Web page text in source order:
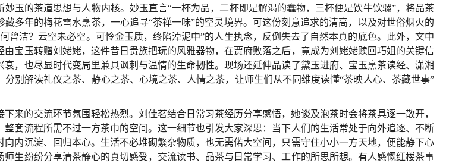
妙玉的茶道思想与人物内核。妙玉直言“一杯为品，二杯即是解渴的蠢物，三杯便是饮牛饮骡”，将品茶
藏多年的梅花雪水烹茶，一心追寻“茶禅一味”的空灵境界。可这份刻意追求的清高，以及对世俗烟火的
曾洁？云空未必空。可怜金玉质，终陷淖泥中”的人生执念，反倒失去了自然本真的底色。此外，文中
由宝玉转赠刘姥姥，这件昔日贵族把玩的风雅器物，在贾府败落之后，竟成为刘姥姥赎回巧姐的关键信
衰，也尽显时代变局里兼具讽刺与温情的生命韧性。现场还延伸品读了黛玉进府、宝玉烹茶读经、潇湘
分别解读礼仪之茶、静心之茶、心境之茶、人情之茶，让师生们从不同维度读懂“茶映人心、茶藏世事”
来的交流环节氛围轻松热烈。刘佳茗结合日常习茶经历分享感悟，她谈及泡茶时会将茶具逐一散开，
整套流程所需不过一方茶巾的空间。这一细节也引发大家深思：当下人们的生活常处于向外追逐、不断
向内沉淀、回归本心。生活不必堆砌繁杂物质，也无需偌大空间，只需守住小小一方天地，便能静下心
师生纷纷分享清茶静心的真切感受，交流读书、品茶与日常学习、工作的所思所想。有人感慨红楼茶事